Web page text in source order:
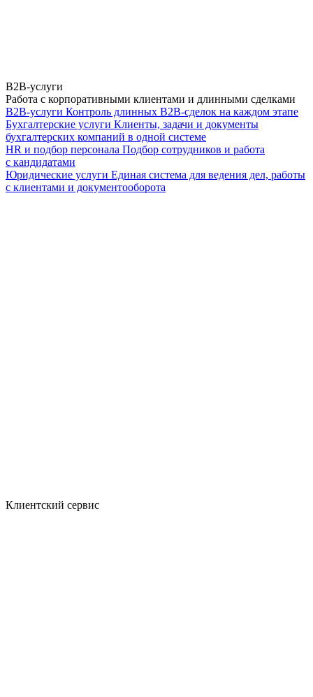
B2B-услуги
Работа с корпоративными клиентами и длинными сделками
B2B-услуги Контроль длинных B2B-сделок на каждом этапе
Бухгалтерские услуги Клиенты, задачи и документы
бухгалтерских компаний в одной системе
HR и подбор персонала Подбор сотрудников и работа
с кандидатами
Юридические услуги Единая система для ведения дел, работы
с клиентами и документооборота
Клиентский сервис